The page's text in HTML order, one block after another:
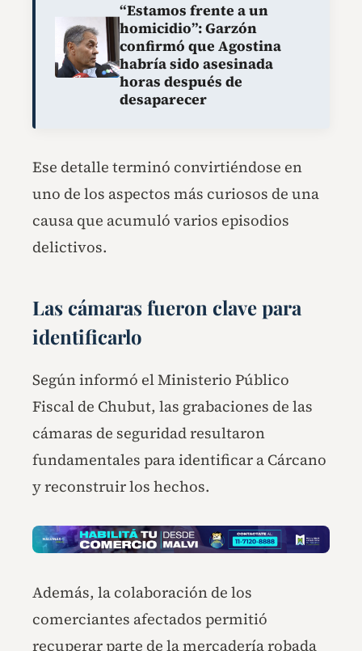
“Estamos frente a un
homicidio”: Garzón
confirmó que Agostina
habría sido asesinada
horas después de
desaparecer
Ese detalle terminó convirtiéndose en
uno de los aspectos más curiosos de una
causa que acumuló varios episodios
delictivos.
Las cámaras fueron clave para
identificarlo
Según informó el Ministerio Público
Fiscal de Chubut, las grabaciones de las
cámaras de seguridad resultaron
fundamentales para identificar a Cárcano
y reconstruir los hechos.
Además, la colaboración de los
comerciantes afectados permitió
recuperar parte de la mercadería robada